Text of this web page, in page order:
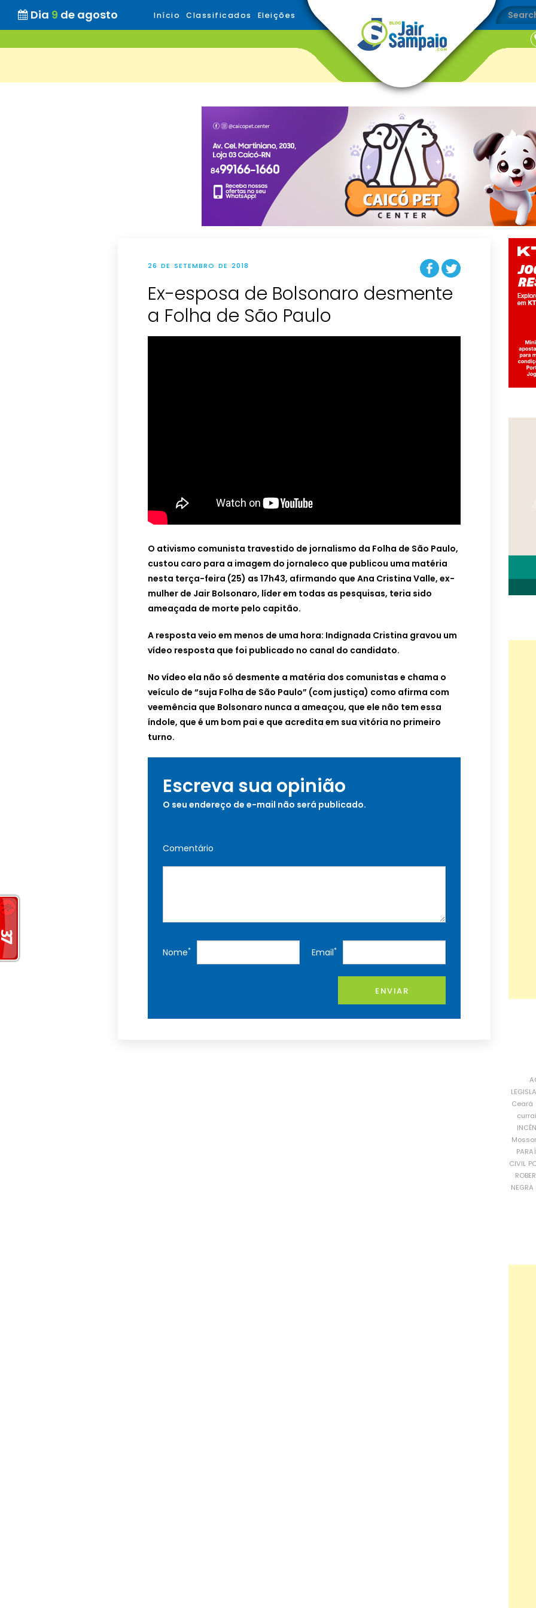
Dia 9 de agosto Início Classificados Eleições
26 DE SETEMBRO DE 2018
Ex-esposa de Bolsonaro desmente
a Folha de São Paulo
O ativismo comunista travestido de jornalismo da Folha de São Paulo,
custou caro para a imagem do jornaleco que publicou uma matéria
nesta terça-feira (25) as 17h43, afirmando que Ana Cristina Valle, ex-
mulher de Jair Bolsonaro, líder em todas as pesquisas, teria sido
ameaçada de morte pelo capitão.
A resposta veio em menos de uma hora: Indignada Cristina gravou um
vídeo resposta que foi publicado no canal do candidato.
No vídeo ela não só desmente a matéria dos comunistas e chama o
veículo de “suja Folha de São Paulo” (com justiça) como afirma com
veemência que Bolsonaro nunca a ameaçou, que ele não tem essa
índole, que é um bom pai e que acredita em sua vitória no primeiro
turno.
Escreva sua opinião
O seu endereço de e-mail não será publicado.
Comentário
Nome* Email*
ENVIAR
Ceará
CIVIL
NEGRA